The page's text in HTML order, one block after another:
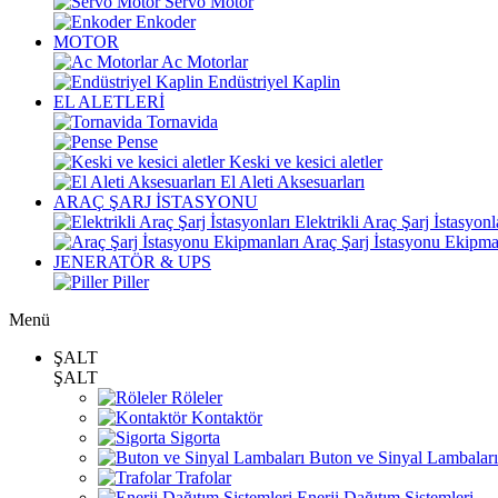
Enkoder
MOTOR
Ac Motorlar
Endüstriyel Kaplin
EL ALETLERİ
Tornavida
Pense
Keski ve kesici aletler
El Aleti Aksesuarları
ARAÇ ŞARJ İSTASYONU
Elektrikli Araç Şarj
Araç Şarj İstasyonu
JENERATÖR & UPS
Piller
Menü
ŞALT
ŞALT
Röleler
Kontaktör
Sigorta
Buton ve Sinyal Lambaları
Trafolar